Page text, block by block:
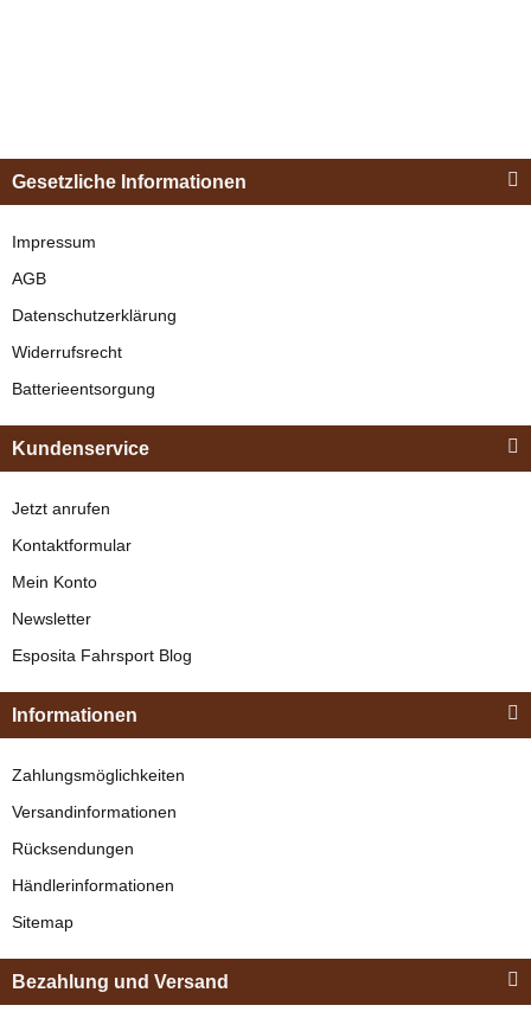
"Shettyglück"
"Shettyglück"
Braun
329,00 €*
Gesetzliche Informationen
Impressum
AGB
Datenschutzerklärung
Widerrufsrecht
Batterieentsorgung
Kundenservice
Jetzt anrufen
Kontaktformular
Mein Konto
Newsletter
Esposita Fahrsport Blog
Informationen
Zahlungsmöglichkeiten
Versandinformationen
Rücksendungen
Händlerinformationen
Sitemap
Bezahlung und Versand